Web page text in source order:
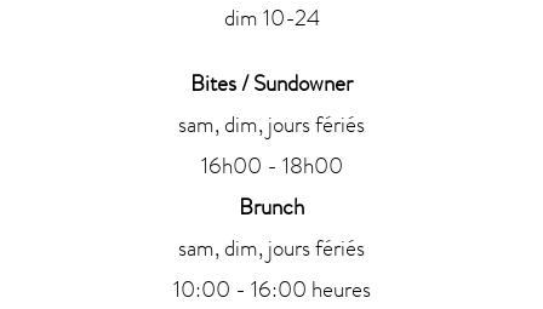
dim 10-24
Bites / Sundowner
sam, dim, jours fériés
16h00 - 18h00
Brunch
sam, dim, jours fériés
10:00 - 16:00 heures